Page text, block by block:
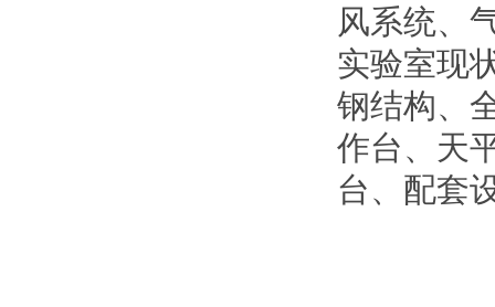
风系统、
实验室现
钢结构、
作台、天
台、配套